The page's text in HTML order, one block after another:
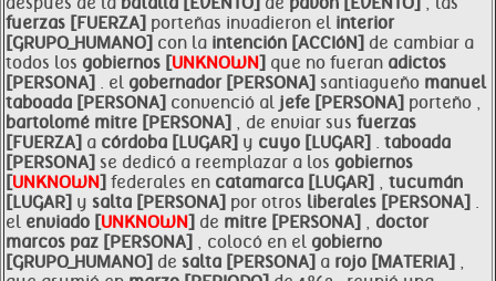
fuerzas [FUERZA] porteñas invadieron el interior
[GRUPO_HUMANO] con la intención [ACCIóN] de cambiar a
todos los gobiernos [UNKNOWN] que no fueran adictos
[PERSONA] . el gobernador [PERSONA] santiagueño manuel
taboada [PERSONA] convenció al jefe [PERSONA] porteño ,
bartolomé mitre [PERSONA] , de enviar sus fuerzas
[FUERZA] a córdoba [LUGAR] y cuyo [LUGAR] . taboada
[PERSONA] se dedicó a reemplazar a los gobiernos
[UNKNOWN] federales en catamarca [LUGAR] , tucumán
[LUGAR] y salta [PERSONA] por otros liberales [PERSONA] .
el enviado [UNKNOWN] de mitre [PERSONA] , doctor
marcos paz [PERSONA] , colocó en el gobierno
[GRUPO_HUMANO] de salta [PERSONA] a rojo [MATERIA] ,